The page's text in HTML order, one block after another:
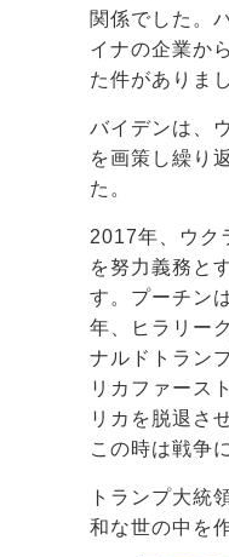
関係でした。
イナの企業か
た件がありま
バイデンは、
を画策し繰り
た。
2017年、ウク
を努力義務と
す。プーチン
年、ヒラリー
ナルドトラン
リカファース
リカを脱退さ
この時は戦争
トランプ大統
和な世の中を